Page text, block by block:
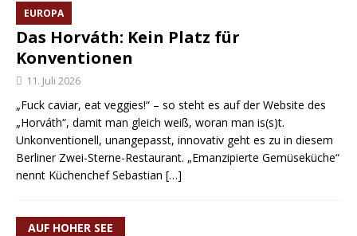
EUROPA
Das Horváth: Kein Platz für
Konventionen
11. Juli 2026
„Fuck caviar, eat veggies!“ – so steht es auf der Website des
„Horváth“, damit man gleich weiß, woran man is(s)t.
Unkonventionell, unangepasst, innovativ geht es zu in diesem
Berliner Zwei-Sterne-Restaurant. „Emanzipierte Gemüseküche“
nennt Küchenchef Sebastian […]
AUF HOHER SEE